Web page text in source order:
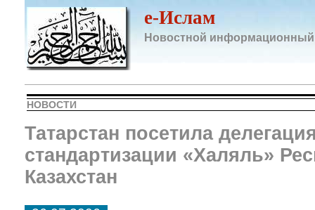
e-Ислам
Новостной информационный
НОВОСТИ
Татарстан посетила
стандартизации «Халяль»
Казахстан